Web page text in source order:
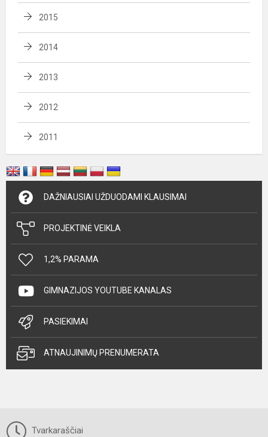
2015
2014
2013
2012
2011
DAŽNIAUSIAI UŽDUODAMI KLAUSIMAI
PROJEKTINĖ VEIKLA
1,2% PARAMA
GIMNAZIJOS YOUTUBE KANALAS
PASIEKIMAI
ATNAUJINIMŲ PRENUMERATA
Tvarkaraščiai